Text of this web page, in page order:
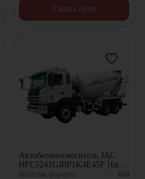
Узнать цену
Автобетоносмеситель JAC
HFC5241GJBP1K4E45F [6x4,
10.67 м³]
Колёсная формула:
6x4